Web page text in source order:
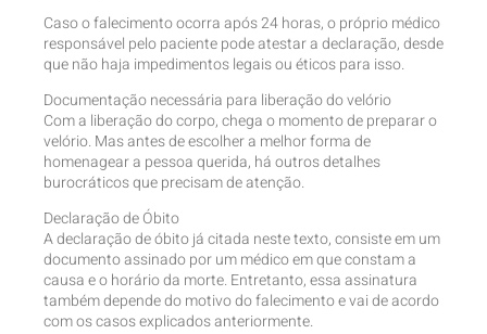
Caso o falecimento ocorra após 24 horas, o próprio médico
responsável pelo paciente pode atestar a declaração, desde
que não haja impedimentos legais ou éticos para isso.
Documentação necessária para liberação do velório
Com a liberação do corpo, chega o momento de preparar o
velório. Mas antes de escolher a melhor forma de
homenagear a pessoa querida, há outros detalhes
burocráticos que precisam de atenção.
Declaração de Óbito
A declaração de óbito já citada neste texto, consiste em um
documento assinado por um médico em que constam a
causa e o horário da morte. Entretanto, essa assinatura
também depende do motivo do falecimento e vai de acordo
com os casos explicados anteriormente.